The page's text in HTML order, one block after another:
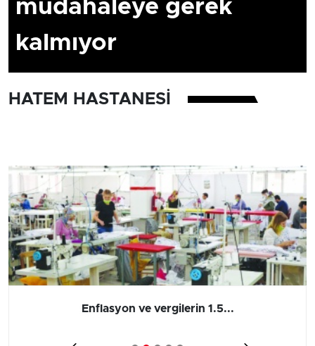
müdahaleye gerek
kalmıyor
HATEM HASTANESI
Enflasyon ve vergilerin 1.5...